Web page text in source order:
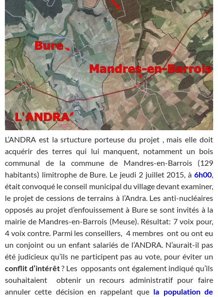
L’ANDRA est la srtucture porteuse du projet , mais elle doit
acquérir des terres qui lui manquent, notamment un bois
communal de la commune de Mandres-en-Barrois (129
habitants) limitrophe de Bure. Le jeudi 2 juillet 2015, à 6h00,
était convoqué le conseil municipal du village devant examiner,
le projet de cessions de terrains à l’Andra. Les anti-nucléaires
opposés au projet d’enfouissement à Bure se sont invités à la
mairie de Mandres-en-Barrois (Meuse). Résultat: 7 voix pour,
4 voix contre. Parmi les conseillers, 4 membres ont ou ont eu
un conjoint ou un enfant salariés de l’ANDRA. N’aurait-il pas
été judicieux qu’ils ne participent pas au vote, pour éviter un
conflit d’intérêt? Les opposants ont également indiqué qu’ils
souhaitaient obtenir un recours administratif pour faire
annuler cette décision en rappelant que la population de